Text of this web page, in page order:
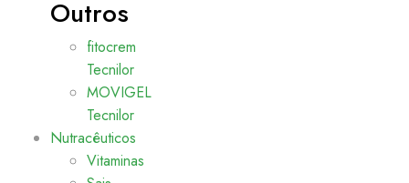
Outros
fitocrem
Tecnilor
MOVIGEL
Tecnilor
Nutracêuticos
Vitaminas